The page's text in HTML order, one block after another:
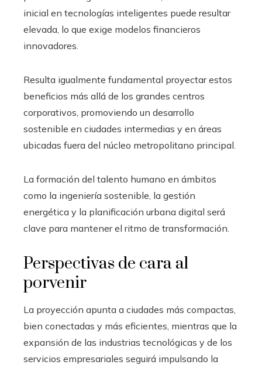
inicial en tecnologías inteligentes puede resultar
elevada, lo que exige modelos financieros
innovadores.
Resulta igualmente fundamental proyectar estos
beneficios más allá de los grandes centros
corporativos, promoviendo un desarrollo
sostenible en ciudades intermedias y en áreas
ubicadas fuera del núcleo metropolitano principal.
La formación del talento humano en ámbitos
como la ingeniería sostenible, la gestión
energética y la planificación urbana digital será
clave para mantener el ritmo de transformación.
Perspectivas de cara al
porvenir
La proyección apunta a ciudades más compactas,
bien conectadas y más eficientes, mientras que la
expansión de las industrias tecnológicas y de los
servicios empresariales seguirá impulsando la